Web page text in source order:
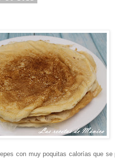
con muy poquitas calorías que se